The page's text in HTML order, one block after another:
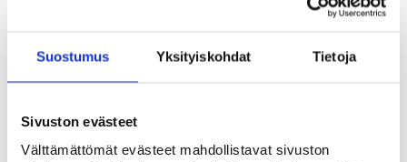
Suostumus Yksityiskohdat Tietoja
Sivuston evästeet
Välttämättömät evästeet mahdollistavat sivuston
, Murikka-opisto, puh. 040 5066 582.
rehtori Kaisa Väyrynen, Oriveden opisto, puh. 0500